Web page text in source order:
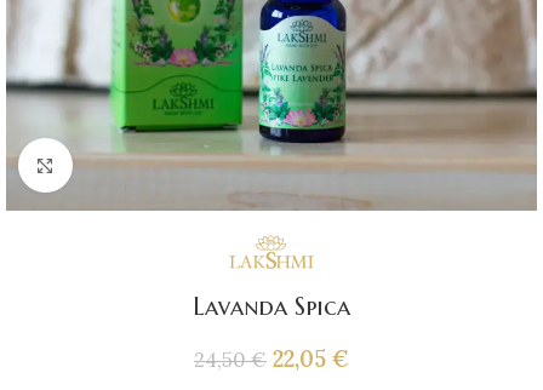
Click to enlarge
Lavanda Spica
24,50€ 22,05 €